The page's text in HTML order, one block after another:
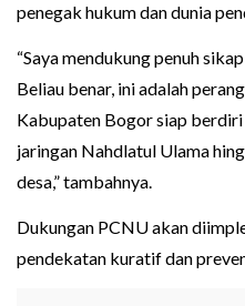
penegak hukum dan dunia
“Saya mendukung penuh
Beliau benar, ini adalah
Kabupaten Bogor siap
jaringan Nahdlatul Ulama
desa,” tambahnya.
Dukungan PCNU akan
pendekatan kuratif dan